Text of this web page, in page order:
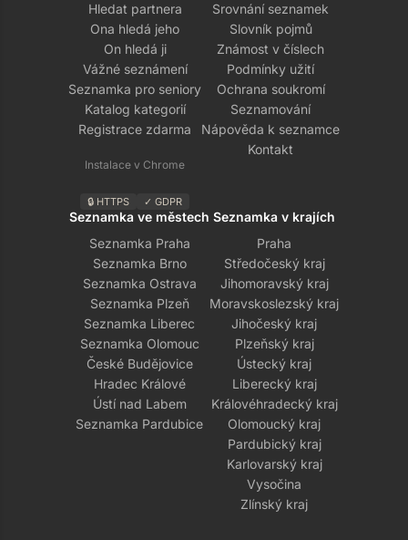
Hledat partnera
Ona hledá jeho
On hledá ji
Vážné seznámení
Seznamka pro seniory
Katalog kategorií
Registrace zdarma
Instalace v Chrome
🔒 HTTPS ✓ GDPR
Srovnání seznamek
Slovník pojmů
Známost v číslech
Podmínky užití
Ochrana soukromí
Seznamování
Nápověda k seznamce
Kontakt
Seznamka ve městech
Seznamka Praha
Seznamka Brno
Seznamka Ostrava
Seznamka Plzeň
Seznamka Liberec
Seznamka Olomouc
České Budějovice
Hradec Králové
Ústí nad Labem
Seznamka Pardubice
Seznamka v krajích
Praha
Středočeský kraj
Jihomoravský kraj
Moravskoslezský kraj
Jihočeský kraj
Plzeňský kraj
Ústecký kraj
Liberecký kraj
Královéhradecký kraj
Olomoucký kraj
Pardubický kraj
Karlovarský kraj
Vysočina
Zlínský kraj